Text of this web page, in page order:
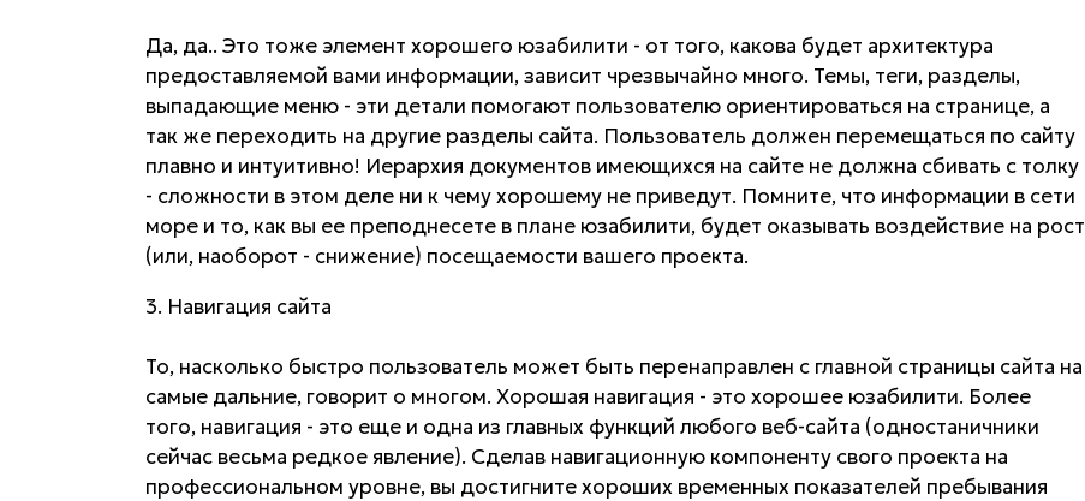
Да, да.. Это тоже элемент хорошего юзабилити - от того, какова будет архитектура
предоставляемой вами информации, зависит чрезвычайно много. Темы, теги, разделы,
выпадающие меню - эти детали помогают пользователю ориентироваться на странице, а
так же переходить на другие разделы сайта. Пользователь должен перемещаться по сайту
плавно и интуитивно! Иерархия документов имеющихся на сайте не должна сбивать с толку
- сложности в этом деле ни к чему хорошему не приведут. Помните, что информации в сети
море и то, как вы ее преподнесете в плане юзабилити, будет оказывать воздействие на рост
(или, наоборот - снижение) посещаемости вашего проекта.
3. Навигация сайта
То, насколько быстро пользователь может быть перенаправлен с главной страницы сайта на
самые дальние, говорит о многом. Хорошая навигация - это хорошее юзабилити. Более
того, навигация - это еще и одна из главных функций любого веб-сайта (одностаничники
сейчас весьма редкое явление). Сделав навигационную компоненту свого проекта на
профессиональном уровне, вы достигните хороших временных показателей пребывания